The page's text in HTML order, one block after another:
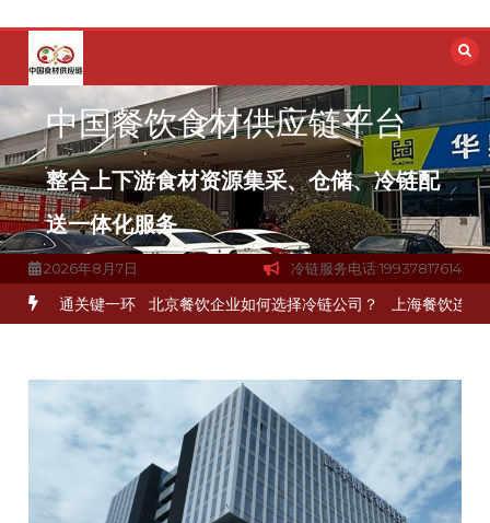
容
中国餐饮食材供应链平台
整合上下游食材资源集采、仓储、冷链配
送一体化服务
2026年8月7日 冷链服务电话:19937817614
通关键一环 北京餐饮企业如何选择冷链公司？ 上海餐饮连锁加速